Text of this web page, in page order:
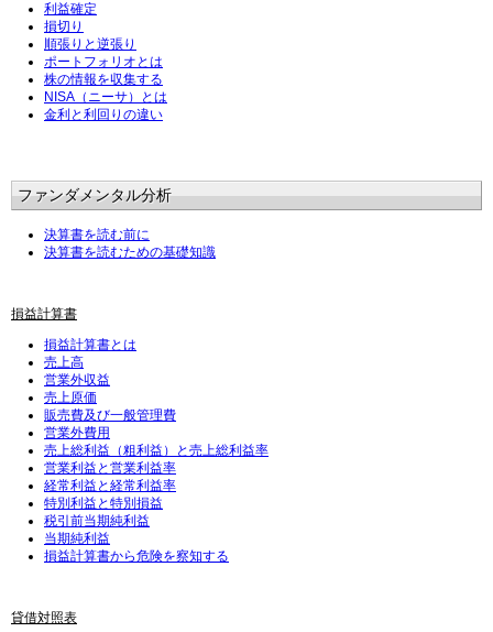
利益確定
損切り
順張りと逆張り
ポートフォリオとは
株の情報を収集する
NISA（ニーサ）とは
金利と利回りの違い
ファンダメンタル分析
決算書を読む前に
決算書を読むための基礎知識
損益計算書
損益計算書とは
売上高
営業外収益
売上原価
販売費及び一般管理費
営業外費用
売上総利益（粗利益）と売上総利益率
営業利益と営業利益率
経常利益と経常利益率
特別利益と特別損益
税引前当期純利益
当期純利益
損益計算書から危険を察知する
貸借対照表